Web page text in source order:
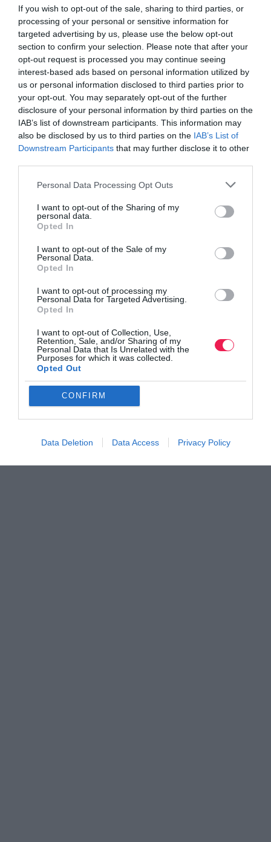
If you wish to opt-out of the sale, sharing to third parties, or
processing of your personal or sensitive information for
targeted advertising by us, please use the below opt-out
section to confirm your selection. Please note that after your
opt-out request is processed you may continue seeing
interest-based ads based on personal information utilized by
us or personal information disclosed to third parties prior to
your opt-out. You may separately opt-out of the further
disclosure of your personal information by third parties on the
IAB’s list of downstream participants. This information may
also be disclosed by us to third parties on the IAB’s List of
Downstream Participants that may further disclose it to other
Personal Data Processing Opt Outs
I want to opt-out of the Sharing of my
personal data.
Opted In
I want to opt-out of the Sale of my
Personal Data.
Opted In
I want to opt-out of processing my
Personal Data for Targeted Advertising.
Opted In
I want to opt-out of Collection, Use,
Retention, Sale, and/or Sharing of my
Personal Data that Is Unrelated with the
Purposes for which it was collected.
Opted Out
CONFIRM
Data Deletion Data Access Privacy Policy
Γίνε Συνδρομητής
Όλα τα Τεύχη